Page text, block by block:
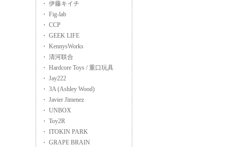
・ 伊藤キイチ
・ Fig-lab
・ CCP
・ GEEK LIFE
・ KennysWorks
・ 清河联合
・ Hardcore Toys / 重口玩具
・ Jay222
・ 3A (Ashley Wood)
・ Javier Jimenez
・ UNBOX
・ Toy2R
・ ITOKIN PARK
・ GRAPE BRAIN